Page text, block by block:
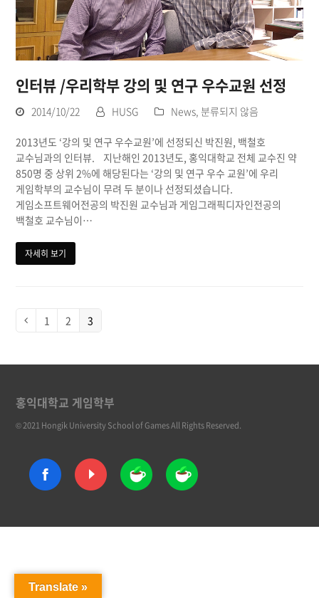
인터뷰 /우리학부 강의 및 연구 우수교원 선정
2014/10/22 HUSG News, 분류되지 않음
2013년도 ‘강의 및 연구 우수교원’에 선정되신 박진원, 백철호
교수님과의 인터뷰. 지난해인 2013년도, 홍익대학교 전체 교수진 약
850명 중 상위 2%에 해당된다는 ‘강의 및 연구 우수 교원’에 우리
게임학부의 교수님이 무려 두 분이나 선정되셨습니다.
게임소프트웨어전공의 박진원 교수님과 게임그래픽디자인전공의
백철호 교수님이…
자세히 보기
Previous
Page
1 Page
2 Page
3
홍익대학교 게임학부
© 2021 Hongik University School of Games All Rights Reserved.
Translate »